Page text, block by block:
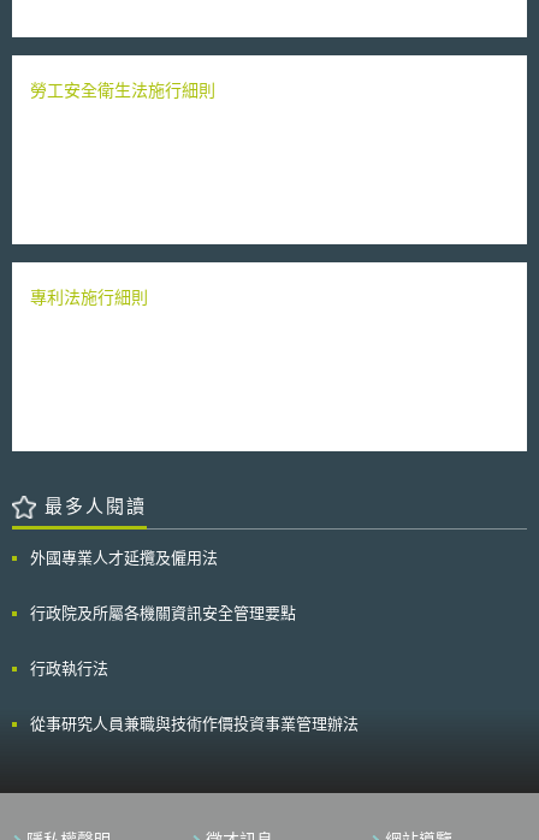
勞工安全衛生法施行細則
專利法施行細則
最多人閱讀
外國專業人才延攬及僱用法
行政院及所屬各機關資訊安全管理要點
行政執行法
從事研究人員兼職與技術作價投資事業管理辦法